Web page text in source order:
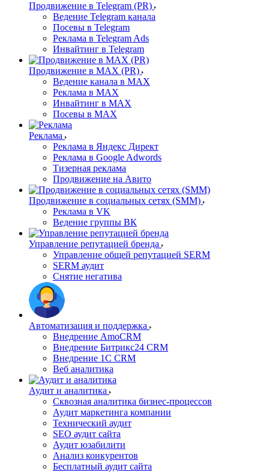
Продвижение в Telegram (PR)
Ведение Telegram канала
Посевы в Telegram
Реклама в Telegram Ads
Инвайтинг в Telegram
Продвижение в MAX (PR)
Ведение канала в MAX
Реклама в MAX
Инвайтинг в MAX
Посевы в MAX
Реклама
Реклама в Яндекс Директ
Реклама в Google Adwords
Тизерная реклама
Продвижение на Авито
Продвижение в социальных сетях (SMM)
Реклама в VK
Ведение группы ВК
Управление репутацией бренда
Управление общей репутацией SERM
SERM аудит
Снятие негатива
Автоматизация и поддержка
Внедрение AmoCRM
Внедрение Битрикс24 CRM
Внедрение 1C CRM
Веб аналитика
Аудит и аналитика
Сквозная аналитика бизнес-процессов
Аудит маркетинга компании
Технический аудит
SEO аудит сайта
Аудит юзабилити
Анализ конкурентов
Бесплатный аудит сайта